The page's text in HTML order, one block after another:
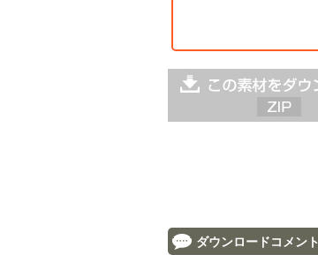
ダウンロードコメント